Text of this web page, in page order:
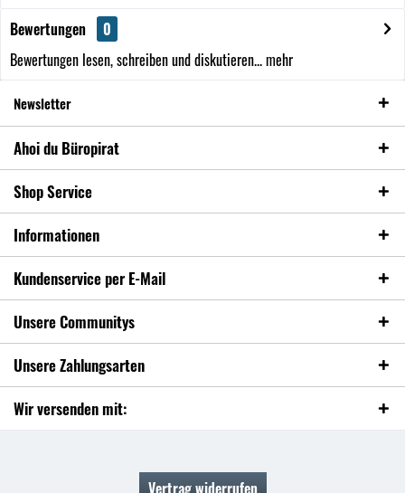
Bewertungen
0
Bewertungen lesen, schreiben und diskutieren...mehr
Newsletter
Ahoi du Büropirat
Shop Service
Informationen
Kundenservice per E-Mail
Unsere Communitys
Unsere Zahlungsarten
Wir versenden mit: